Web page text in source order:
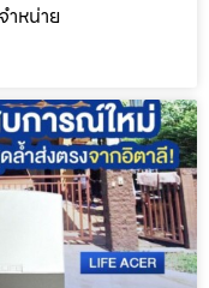
ำหน่าย